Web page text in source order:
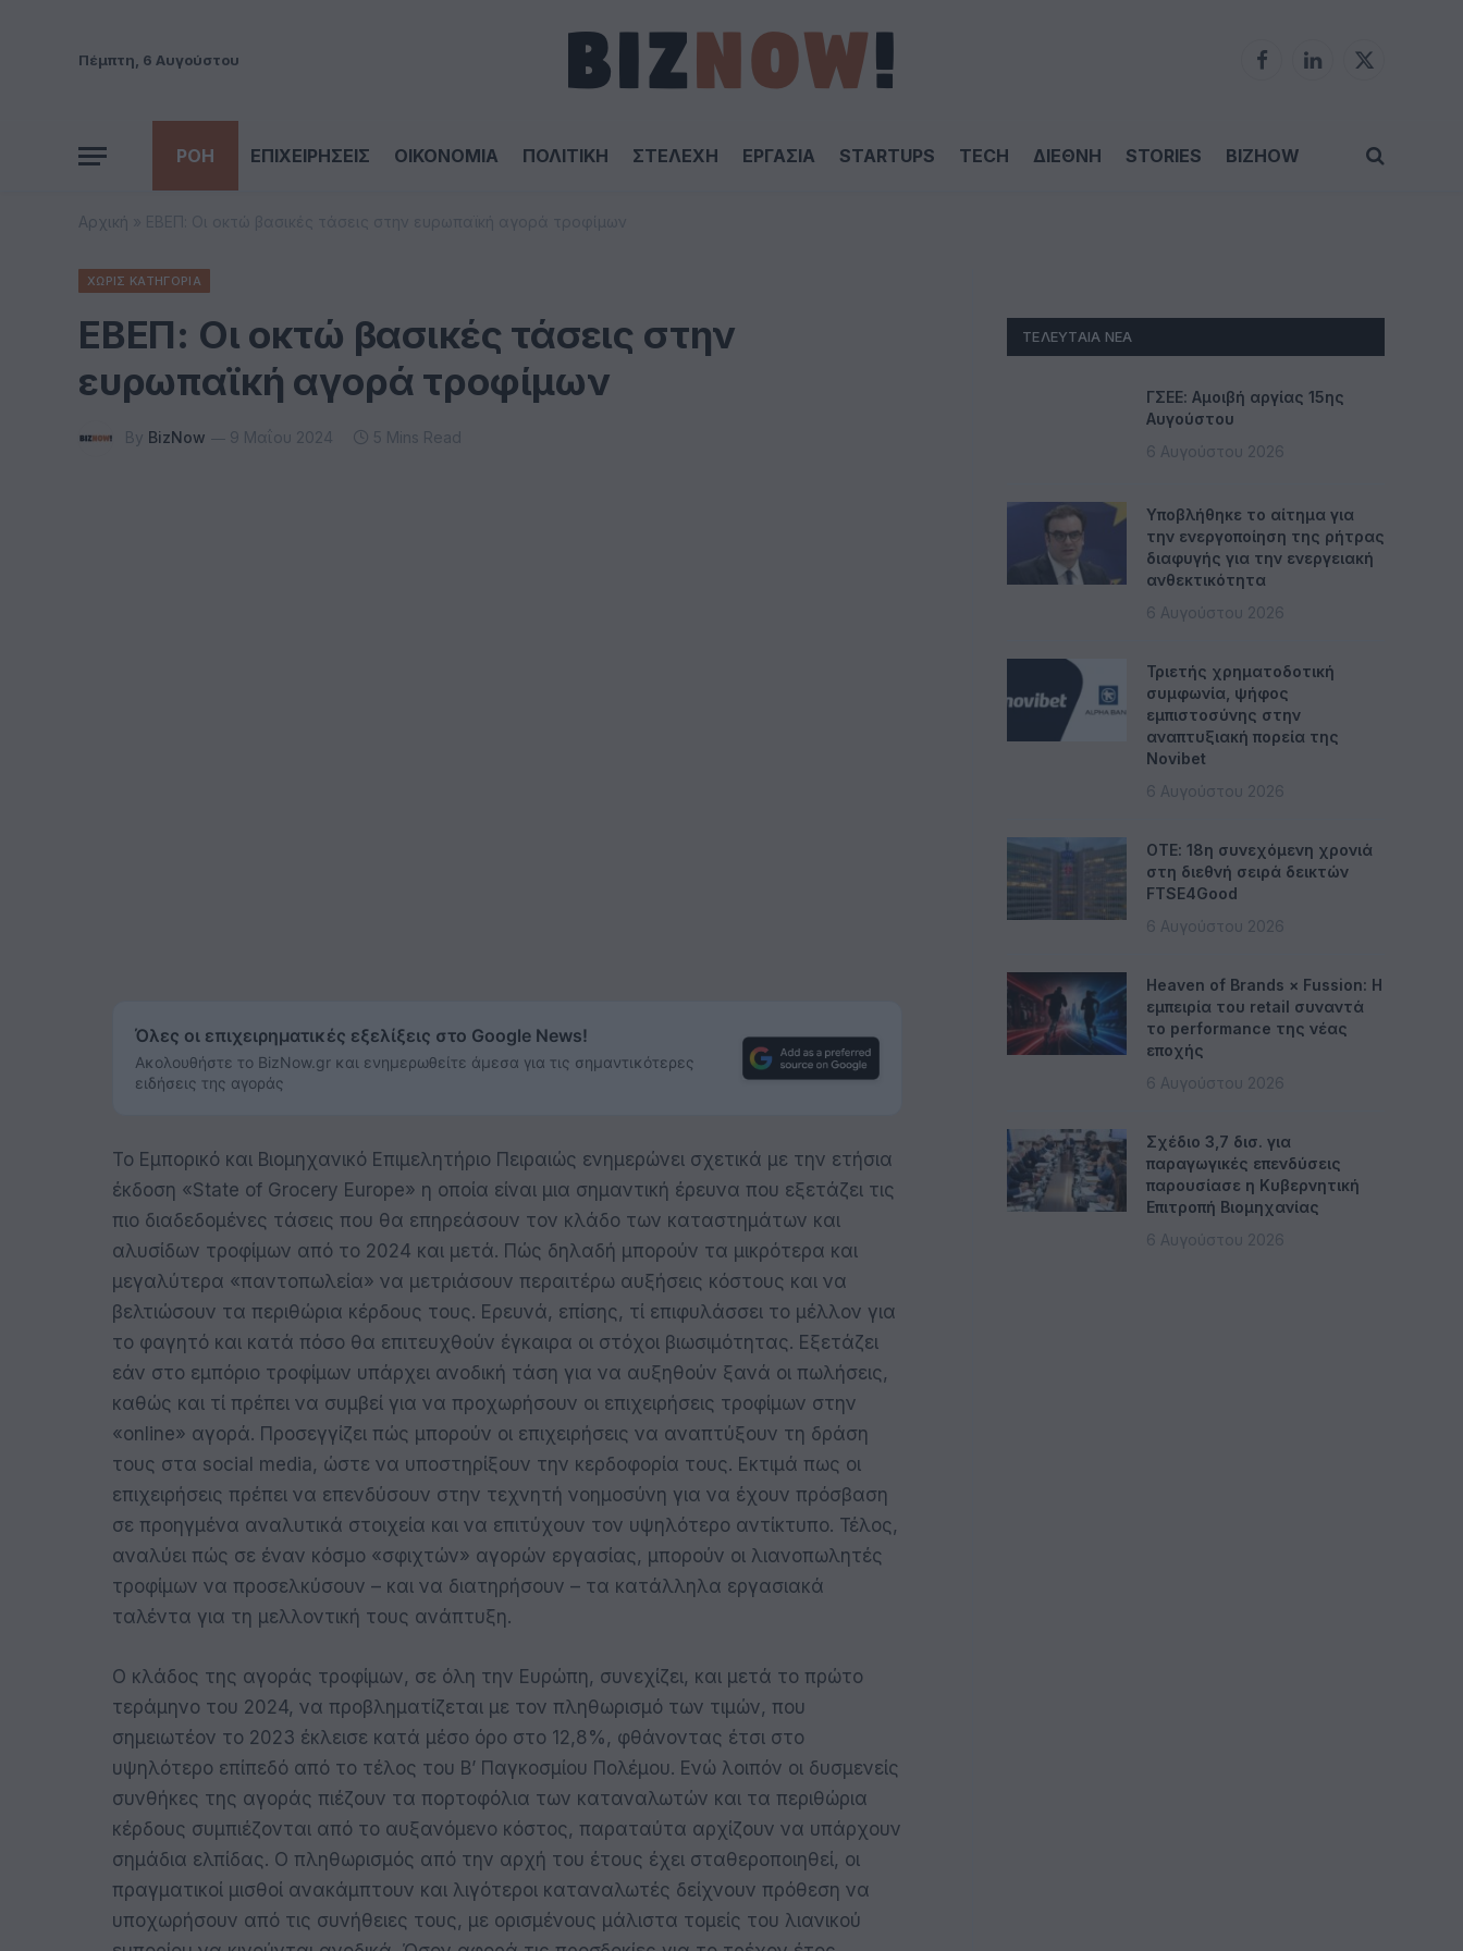
Πέμπτη, 6 Αυγούστου
FacebookLinkedIn
X
ΡΟΗ ΕΠΙΧΕΙΡΗΣΕΙΣ ΟΙΚΟΝΟΜΙΑ ΠΟΛΙΤΙΚΗ ΣΤΕΛΕΧΗ ΕΡΓΑΣΙΑ STARTUPS TECH ΔΙΕΘΝΗ STORIES BIZHOW
Αρχική
ΧΩΡΊΣ ΚΑΤΗΓΟΡΊΑ
ΕΒΕΠ: Οι οκτώ βασικές τάσεις στην
ευρωπαϊκή αγορά τροφίμων
By BizNow 9 Μαΐου 2024 5 Mins Read
Όλες οι επιχειρηματικές εξελίξεις στο Google News!
Ακολουθήστε το BizNow.gr και ενημερωθείτε άμεσα για τις σημαντικότερες
ειδήσεις της αγοράς
Το Εμπορικό και Βιομηχανικό Επιμελητήριο Πειραιώς ενημερώνει σχετικά με την ετήσια
έκδοση «State of Grocery Europe» η οποία είναι μια σημαντική έρευνα που εξετάζει τις
πιο διαδεδομένες τάσεις που θα επηρεάσουν τον κλάδο των καταστημάτων και
αλυσίδων τροφίμων από το 2024 και μετά. Πώς δηλαδή μπορούν τα μικρότερα και
μεγαλύτερα «παντοπωλεία» να μετριάσουν περαιτέρω αυξήσεις κόστους και να
βελτιώσουν τα περιθώρια κέρδους τους. Ερευνά, επίσης, τί επιφυλάσσει το μέλλον για
το φαγητό και κατά πόσο θα επιτευχθούν έγκαιρα οι στόχοι βιωσιμότητας. Εξετάζει
εάν στο εμπόριο τροφίμων υπάρχει ανοδική τάση για να αυξηθούν ξανά οι πωλήσεις,
καθώς και τί πρέπει να συμβεί για να προχωρήσουν οι επιχειρήσεις τροφίμων στην
«online» αγορά. Προσεγγίζει πώς μπορούν οι επιχειρήσεις να αναπτύξουν τη δράση
τους στα social media, ώστε να υποστηρίξουν την κερδοφορία τους. Εκτιμά πως οι
επιχειρήσεις πρέπει να επενδύσουν στην τεχνητή νοημοσύνη για να έχουν πρόσβαση
σε προηγμένα αναλυτικά στοιχεία και να επιτύχουν τον υψηλότερο αντίκτυπο. Τέλος,
αναλύει πώς σε έναν κόσμο «σφιχτών» αγορών εργασίας, μπορούν οι λιανοπωλητές
τροφίμων να προσελκύσουν – και να διατηρήσουν – τα κατάλληλα εργασιακά
ταλέντα για τη μελλοντική τους ανάπτυξη.
Ο κλάδος της αγοράς τροφίμων, σε όλη την Ευρώπη, συνεχίζει, και μετά το πρώτο
τεράμηνο του 2024, να προβληματίζεται με τον πληθωρισμό των τιμών, που
σημειωτέον το 2023 έκλεισε κατά μέσο όρο στο 12,8%, φθάνοντας έτσι στο
υψηλότερο επίπεδό από το τέλος του Β’ Παγκοσμίου Πολέμου. Ενώ λοιπόν οι δυσμενείς
συνθήκες της αγοράς πιέζουν τα πορτοφόλια των καταναλωτών και τα περιθώρια
κέρδους συμπιέζονται από το αυξανόμενο κόστος, παραταύτα αρχίζουν να υπάρχουν
σημάδια ελπίδας. Ο πληθωρισμός από την αρχή του έτους έχει σταθεροποιηθεί, οι
πραγματικοί μισθοί ανακάμπτουν και λιγότεροι καταναλωτές δείχνουν πρόθεση να
υποχωρήσουν από τις συνήθειες τους, με ορισμένους μάλιστα τομείς του λιανικού
ΤΕΛΕΥΤΑΊΑ ΝΈΑ
ΓΣΕΕ: Αμοιβή αργίας 15ης
Αυγούστου
6 Αυγούστου 2026
Υποβλήθηκε το αίτημα για
την ενεργοποίηση της ρήτρας
διαφυγής για την ενεργειακή
ανθεκτικότητα
6 Αυγούστου 2026
Τριετής χρηματοδοτική
συμφωνία, ψήφος
εμπιστοσύνης στην
αναπτυξιακή πορεία της
Novibet
6 Αυγούστου 2026
ΟΤΕ: 18η συνεχόμενη χρονιά
στη διεθνή σειρά δεικτών
FTSE4Good
6 Αυγούστου 2026
Heaven of Brands × Fussion: Η
εμπειρία του retail συναντά
το performance της νέας
εποχής
6 Αυγούστου 2026
Σχέδιο 3,7 δισ. για
παραγωγικές επενδύσεις
παρουσίασε η Κυβερνητική
Επιτροπή Βιομηχανίας
6 Αυγούστου 2026